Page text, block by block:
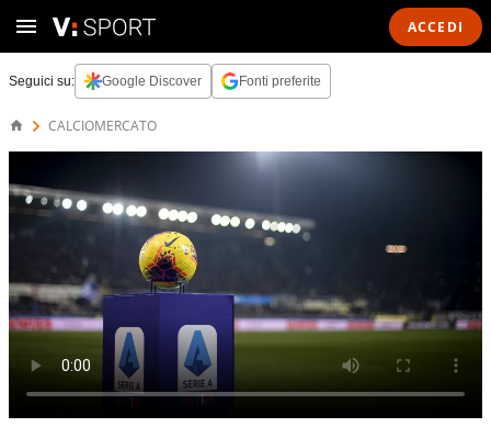
ACCEDI
Seguici su: Google Discover Fonti preferite
CALCIOMERCATO